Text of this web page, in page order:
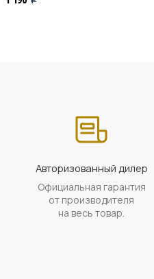
Авторизованный дилер
Официальная гарантия
от производителя
на весь товар.